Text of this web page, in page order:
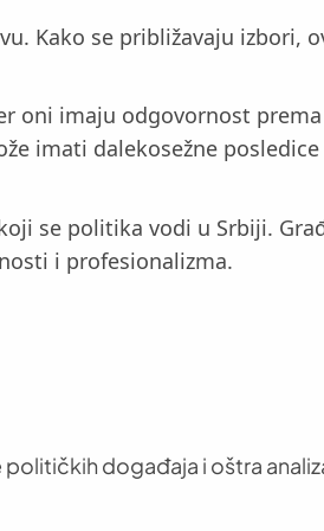
Kako se približavaju izbori,
oni imaju odgovornost
imati dalekosežne
se politika vodi u Srbiji.
i profesionalizma.
događaja i oštra